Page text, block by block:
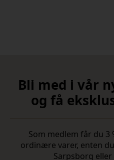
Bli med i vår
og få
Som medlem får du 3
ordinære varer, enten
Sarpsborg